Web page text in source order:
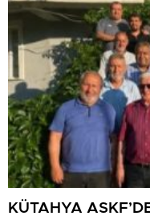
KÜTAHYA